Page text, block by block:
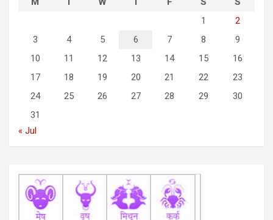
1
2
3
4 5 6 7 8
9
10
11 12 13 14 15
16
17
18 19 20 21 22
23
24
25 26 27 28 29
30
31
« Jul